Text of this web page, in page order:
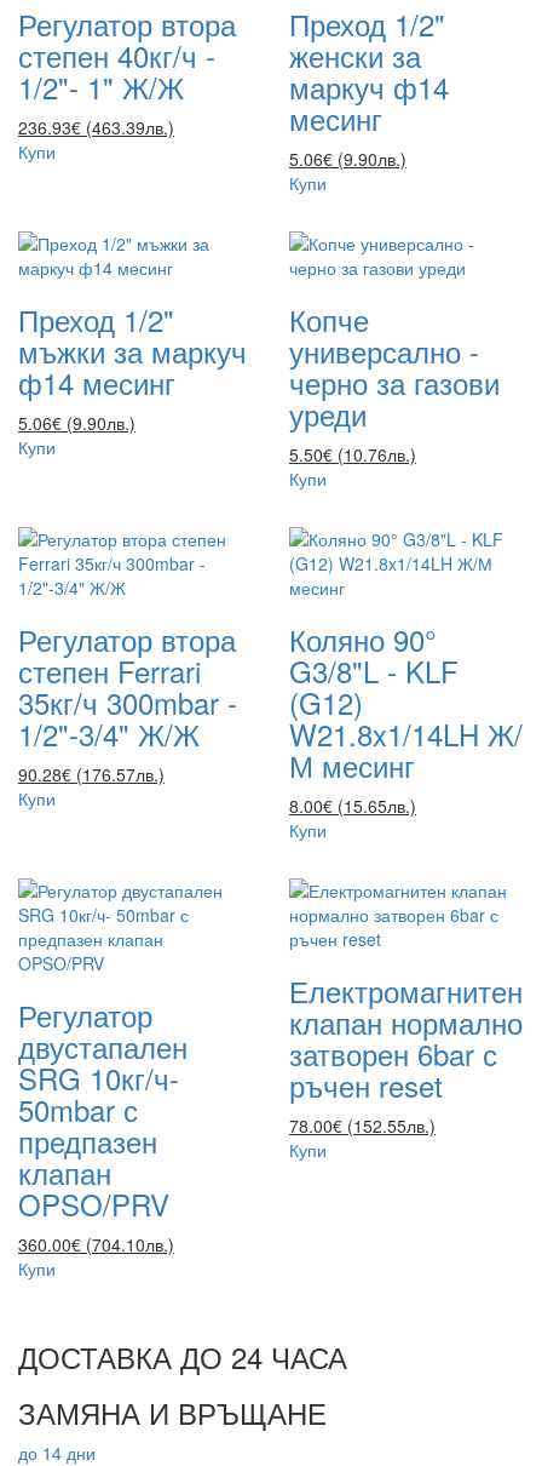
Регулатор втора
степен 40кг/ч -
1/2"- 1" Ж/Ж
236.93€ (463.39лв.)
Купи
Преход 1/2"
женски за
маркуч ф14
месинг
5.06€ (9.90лв.)
Купи
Преход 1/2"
мъжки за маркуч
ф14 месинг
5.06€ (9.90лв.)
Купи
Копче
универсално -
черно за газови
уреди
5.50€ (10.76лв.)
Купи
Регулатор втора
степен Ferrari
35кг/ч 300mbar -
1/2"-3/4" Ж/Ж
90.28€ (176.57лв.)
Купи
Коляно 90°
G3/8"L - KLF
(G12)
W21.8x1/14LH Ж/
М месинг
8.00€ (15.65лв.)
Купи
Регулатор
двустапален
SRG 10кг/ч-
50mbar с
предпазен
клапан
OPSO/PRV
360.00€ (704.10лв.)
Купи
Електромагнитен
клапан нормално
затворен 6bar с
ръчен reset
78.00€ (152.55лв.)
Купи
ДОСТАВКА ДО 24 ЧАСА
ЗАМЯНА И ВРЪЩАНЕ
до 14 дни